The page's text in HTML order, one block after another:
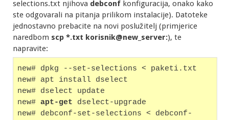
selections.txt njihova debconf konfiguracija, onako kako
ste odgovarali na pitanja prilikom instalacije). Datoteke
jednostavno prebacite na novi poslužitelj (primjerice
naredbom scp *.txt korisnik@new_server:), te
napravite:
new# dpkg --set-selections < paketi.txt
new# apt install dselect
new# dselect update
new# apt-get dselect-upgrade
new# debconf-set-selections < debconf-